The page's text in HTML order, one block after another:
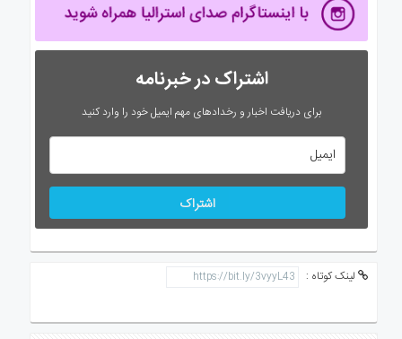
اشتراک در خبرنامه
برای دریافت اخبار و رخدادهای مهم ایمیل خود را وارد کنید
اشتراک
لینک کوتاه :